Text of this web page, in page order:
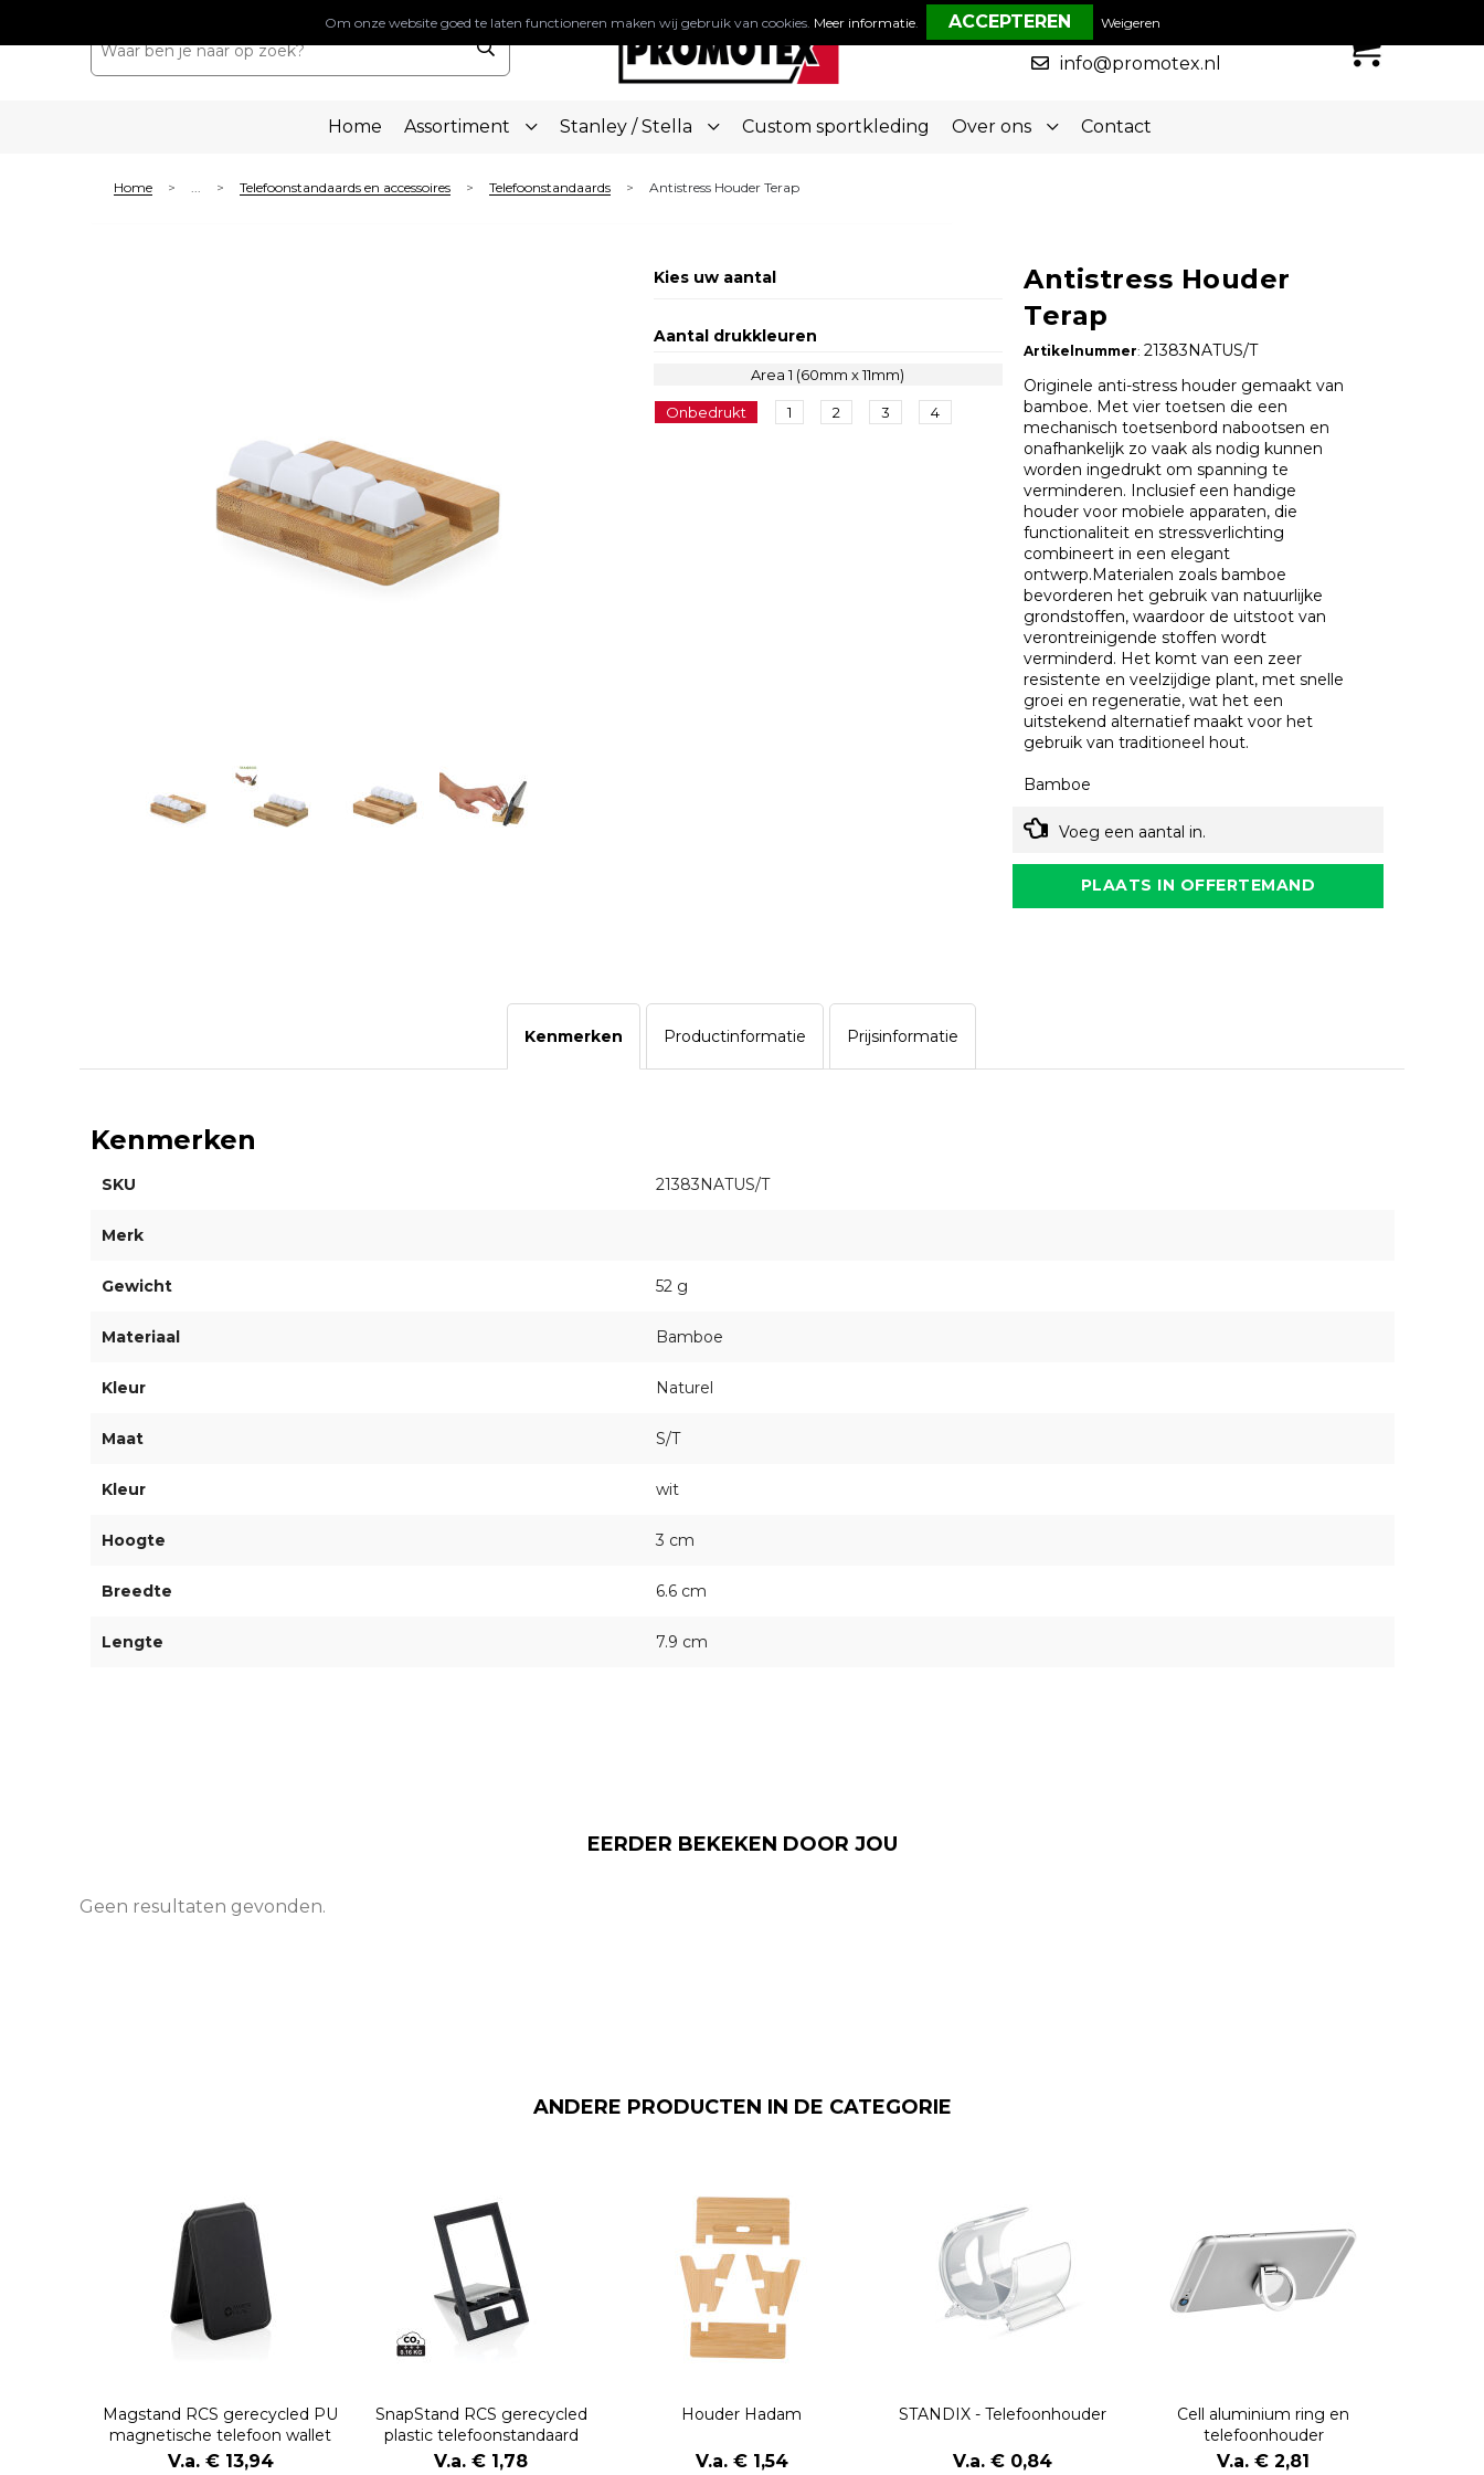
050-5773636
info@promotex.nl
Home Assortiment Stanley / Stella Custom sportkleding Over ons Contact
Home > ... > Telefoonstandaards en accessoires > Telefoonstandaards > Antistress Houder Terap
Kies uw aantal
Aantal drukkleuren
Area 1 (60mm x 11mm)
Onbedrukt 1 2 3 4
Antistress Houder
Terap
Artikelnummer: 21383NATUS/T
Originele anti-stress houder gemaakt van
bamboe. Met vier toetsen die een
mechanisch toetsenbord nabootsen en
onafhankelijk zo vaak als nodig kunnen
worden ingedrukt om spanning te
verminderen. Inclusief een handige
houder voor mobiele apparaten, die
functionaliteit en stressverlichting
combineert in een elegant
ontwerp.Materialen zoals bamboe
bevorderen het gebruik van natuurlijke
grondstoffen, waardoor de uitstoot van
verontreinigende stoffen wordt
verminderd. Het komt van een zeer
resistente en veelzijdige plant, met snelle
groei en regeneratie, wat het een
uitstekend alternatief maakt voor het
gebruik van traditioneel hout.
Bamboe
Voeg een aantal in.
PLAATS IN OFFERTEMAND
Kenmerken Productinformatie Prijsinformatie
Kenmerken
SKU 21383NATUS/T
Merk
Gewicht 52 g
Materiaal Bamboe
Kleur Naturel
Maat S/T
Kleur wit
Hoogte 3 cm
Breedte 6.6 cm
Lengte 7.9 cm
EERDER BEKEKEN DOOR JOU
Geen resultaten gevonden.
ANDERE PRODUCTEN IN DE CATEGORIE
Magstand RCS gerecycled PU
magnetische telefoon wallet
V.a. € 13,94
SnapStand RCS gerecycled
plastic telefoonstandaard
V.a. € 1,78
Houder Hadam
V.a. € 1,54
STANDIX - Telefoonhouder
V.a. € 0,84
Cell aluminium ring en
telefoonhouder
V.a. € 2,81
Om onze website goed te laten functioneren maken wij gebruik van cookies. Meer informatie. Weigeren